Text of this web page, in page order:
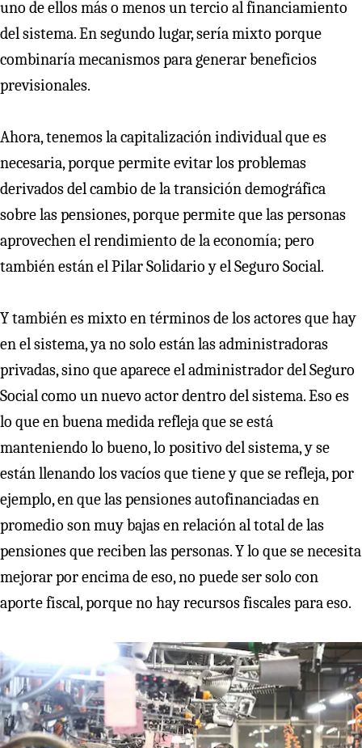
uno de ellos más o menos un tercio al financiamiento
del sistema. En segundo lugar, sería mixto porque
combinaría mecanismos para generar beneficios
previsionales.
Ahora, tenemos la capitalización individual que es
necesaria, porque permite evitar los problemas
derivados del cambio de la transición demográfica
sobre las pensiones, porque permite que las personas
aprovechen el rendimiento de la economía; pero
también están el Pilar Solidario y el Seguro Social.
Y también es mixto en términos de los actores que hay
en el sistema, ya no solo están las administradoras
privadas, sino que aparece el administrador del Seguro
Social como un nuevo actor dentro del sistema. Eso es
lo que en buena medida refleja que se está
manteniendo lo bueno, lo positivo del sistema, y se
están llenando los vacíos que tiene y que se refleja, por
ejemplo, en que las pensiones autofinanciadas en
promedio son muy bajas en relación al total de las
pensiones que reciben las personas. Y lo que se necesita
mejorar por encima de eso, no puede ser solo con
aporte fiscal, porque no hay recursos fiscales para eso.